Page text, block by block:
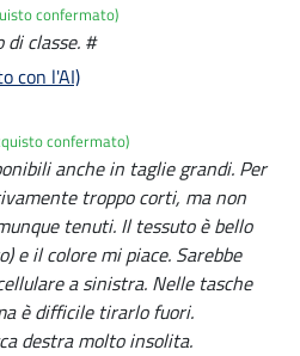
confermato)
classe. #
con l'AI)
confermato)
anche in taglie grandi. Per
troppo corti, ma non
tenuti. Il tessuto è bello
e il colore mi piace. Sarebbe
a sinistra. Nelle tasche
è difficile tirarlo fuori.
destra molto insolita.